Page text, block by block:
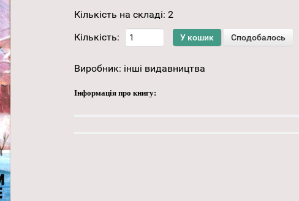
Кількість на складі: 2
Кількість:
Виробник: інші видавництва
Інформація про книгу: